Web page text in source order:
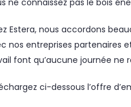
Estera, nous accordons
nos entreprises partenaires
font qu’aucune journée ne
ci-dessous l’offre